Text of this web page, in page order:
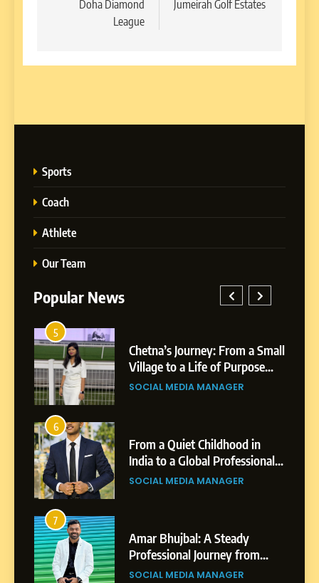
Doha Diamond
League
Jumeirah Golf Estates
Sports
Coach
Athlete
Our Team
Popular News
1
BoostKite Review 2026: AI-
Powered Instagram Growth
Platform for Creators,
BUSINESS
2
Tejaswini Mishal: Career
Highlights, Education &
Professional Achievements
BUSINESS
3
Abhijit Mahankale: A
Professional Journey from
Shirdi to Dubai
SOCIAL MEDIA MANAGER
Small Village to a Life of
Purpose and Growth
SOCIAL MEDIA MANAGER
India to a Global Professional
Journey: The Story of Sagar
Gupta
SOCIAL MEDIA MANAGER
Professional Journey from
Pune to Dubai’s Business
Environment
SOCIAL MEDIA MANAGER